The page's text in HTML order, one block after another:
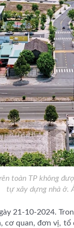
toàn TP không
tự xây dựng nhà ở.
21-10-2024.
cơ quan, đơn vị,